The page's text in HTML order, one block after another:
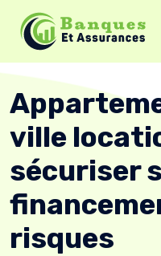
ville
sécuriser
risques